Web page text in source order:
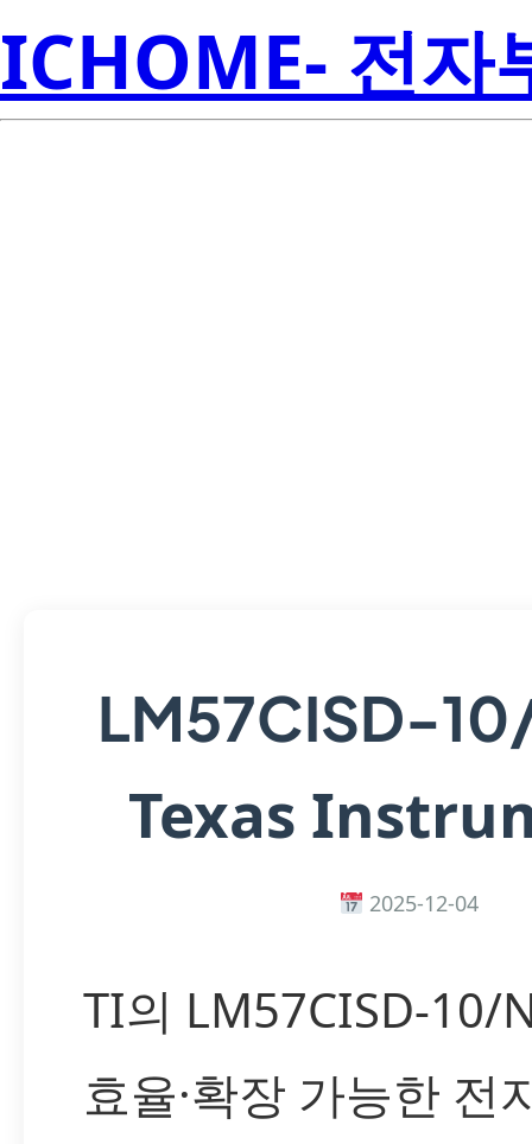
ICHOME- 전자
LM57CISD-
Texas
2025-12-04
TI의 LM57CISD-10/
효율·확장 가능한 전